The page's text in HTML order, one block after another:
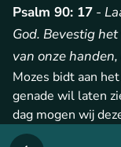
Psalm 90: 17 -
God. Bevestig
van onze
Mozes bidt aan
genade wil laten
dag mogen wij